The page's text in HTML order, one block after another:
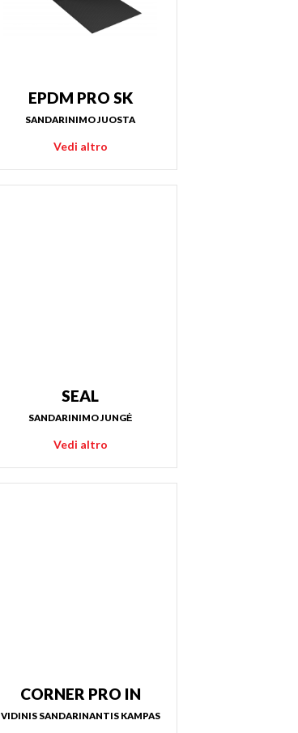
EPDM PRO SK
SANDARINIMO JUOSTA
Vedi altro
SEAL
SANDARINIMO JUNGĖ
Vedi altro
CORNER PRO IN
VIDINIS SANDARINANTIS KAMPAS